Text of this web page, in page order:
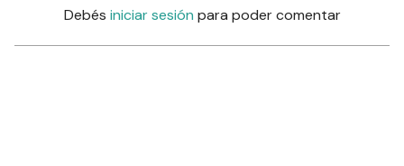
Debés iniciar sesión para poder comentar